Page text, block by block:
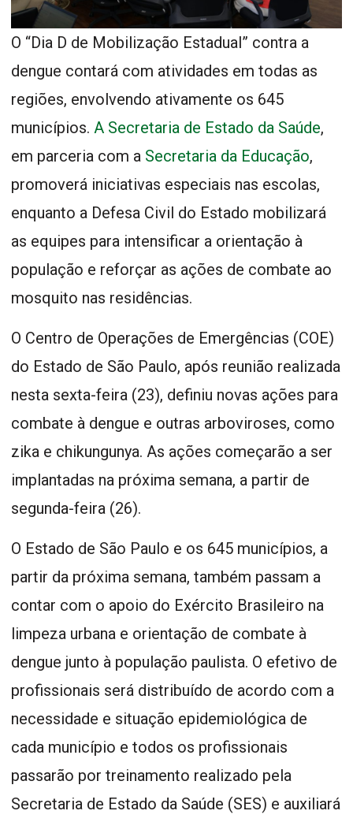
O “Dia D de Mobilização Estadual” contra a
dengue contará com atividades em todas as
regiões, envolvendo ativamente os 645
municípios. A Secretaria de Estado da Saúde,
em parceria com a Secretaria da Educação,
promoverá iniciativas especiais nas escolas,
enquanto a Defesa Civil do Estado mobilizará
as equipes para intensificar a orientação à
população e reforçar as ações de combate ao
mosquito nas residências.
O Centro de Operações de Emergências (COE)
do Estado de São Paulo, após reunião realizada
nesta sexta-feira (23), definiu novas ações para
combate à dengue e outras arboviroses, como
zika e chikungunya. As ações começarão a ser
implantadas na próxima semana, a partir de
segunda-feira (26).
O Estado de São Paulo e os 645 municípios, a
partir da próxima semana, também passam a
contar com o apoio do Exército Brasileiro na
limpeza urbana e orientação de combate à
dengue junto à população paulista. O efetivo de
profissionais será distribuído de acordo com a
necessidade e situação epidemiológica de
cada município e todos os profissionais
passarão por treinamento realizado pela
Secretaria de Estado da Saúde (SES) e auxiliará